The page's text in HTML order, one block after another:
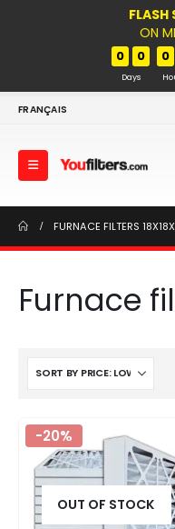
FLASH
ON
0 0
Days
0
FRANÇAIS
FURNACE FILTERS
Furnace
-20%
OUT OF STOCK